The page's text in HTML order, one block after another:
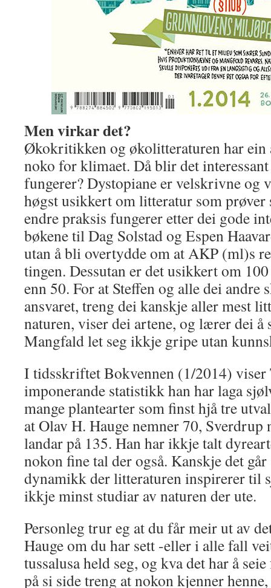
Men virkar det?
Økokritikken og økolitteraturen har ein
noko for klimaet. Då blir det
fungerer? Dystopiane er velskrivne og
høgst usikkert om litteratur som
endre praksis fungerer etter dei gode
bøkene til Dag Solstad og Espen
utan å bli overtydde om at AKP (ml)s
tingen. Dessutan er det usikkert om
enn 50. For at Steffen og alle dei andre
ansvaret, treng dei kanskje aller mest
naturen, viser dei artene, og lærer dei å
Mangfald let seg ikkje gripe utan
I tidsskriftet Bokvennen (1/2014)
imponerande statistikk han har laga
mange plantearter som finst hjå tre
at Olav H. Hauge nemner 70,
landar på 135. Han har ikkje talt
nokon fine tal der også. Kanskje det
dynamikk der litteraturen inspirerer til
ikkje minst studiar av naturen der ute.
Personleg trur eg at du får meir ut av
Hauge om du har sett -eller i alle fall
tussalusa held seg, og kva det har å
på si side treng at nokon kjenner